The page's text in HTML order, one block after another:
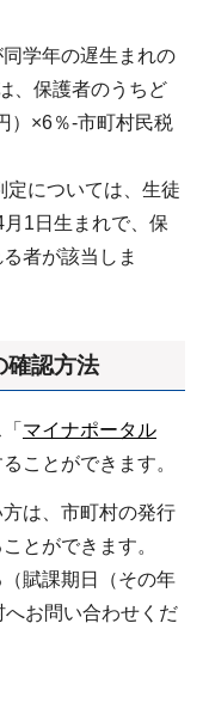
同学年の遅生まれの
、保護者のうちど
）×6％-市町村民税
定については、生徒
1日生まれで、保
者が該当しま
確認方法
マイナポータル
ことができます。
は、市町村の発行
とができます。
賦課期日（その年
お問い合わせくだ